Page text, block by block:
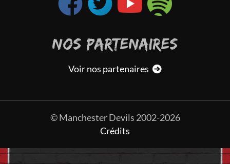
NOS PARTENAIRES
Voir nos partenaires
© Manchester Devils 2002-2026
Crédits